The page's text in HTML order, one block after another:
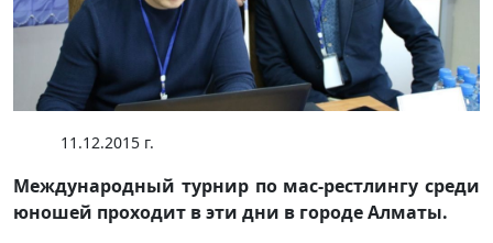
11.12.2015 г.
Международный турнир по мас-рестлингу среди
юношей проходит в эти дни в городе Алматы.